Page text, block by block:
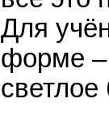
Для
форме –